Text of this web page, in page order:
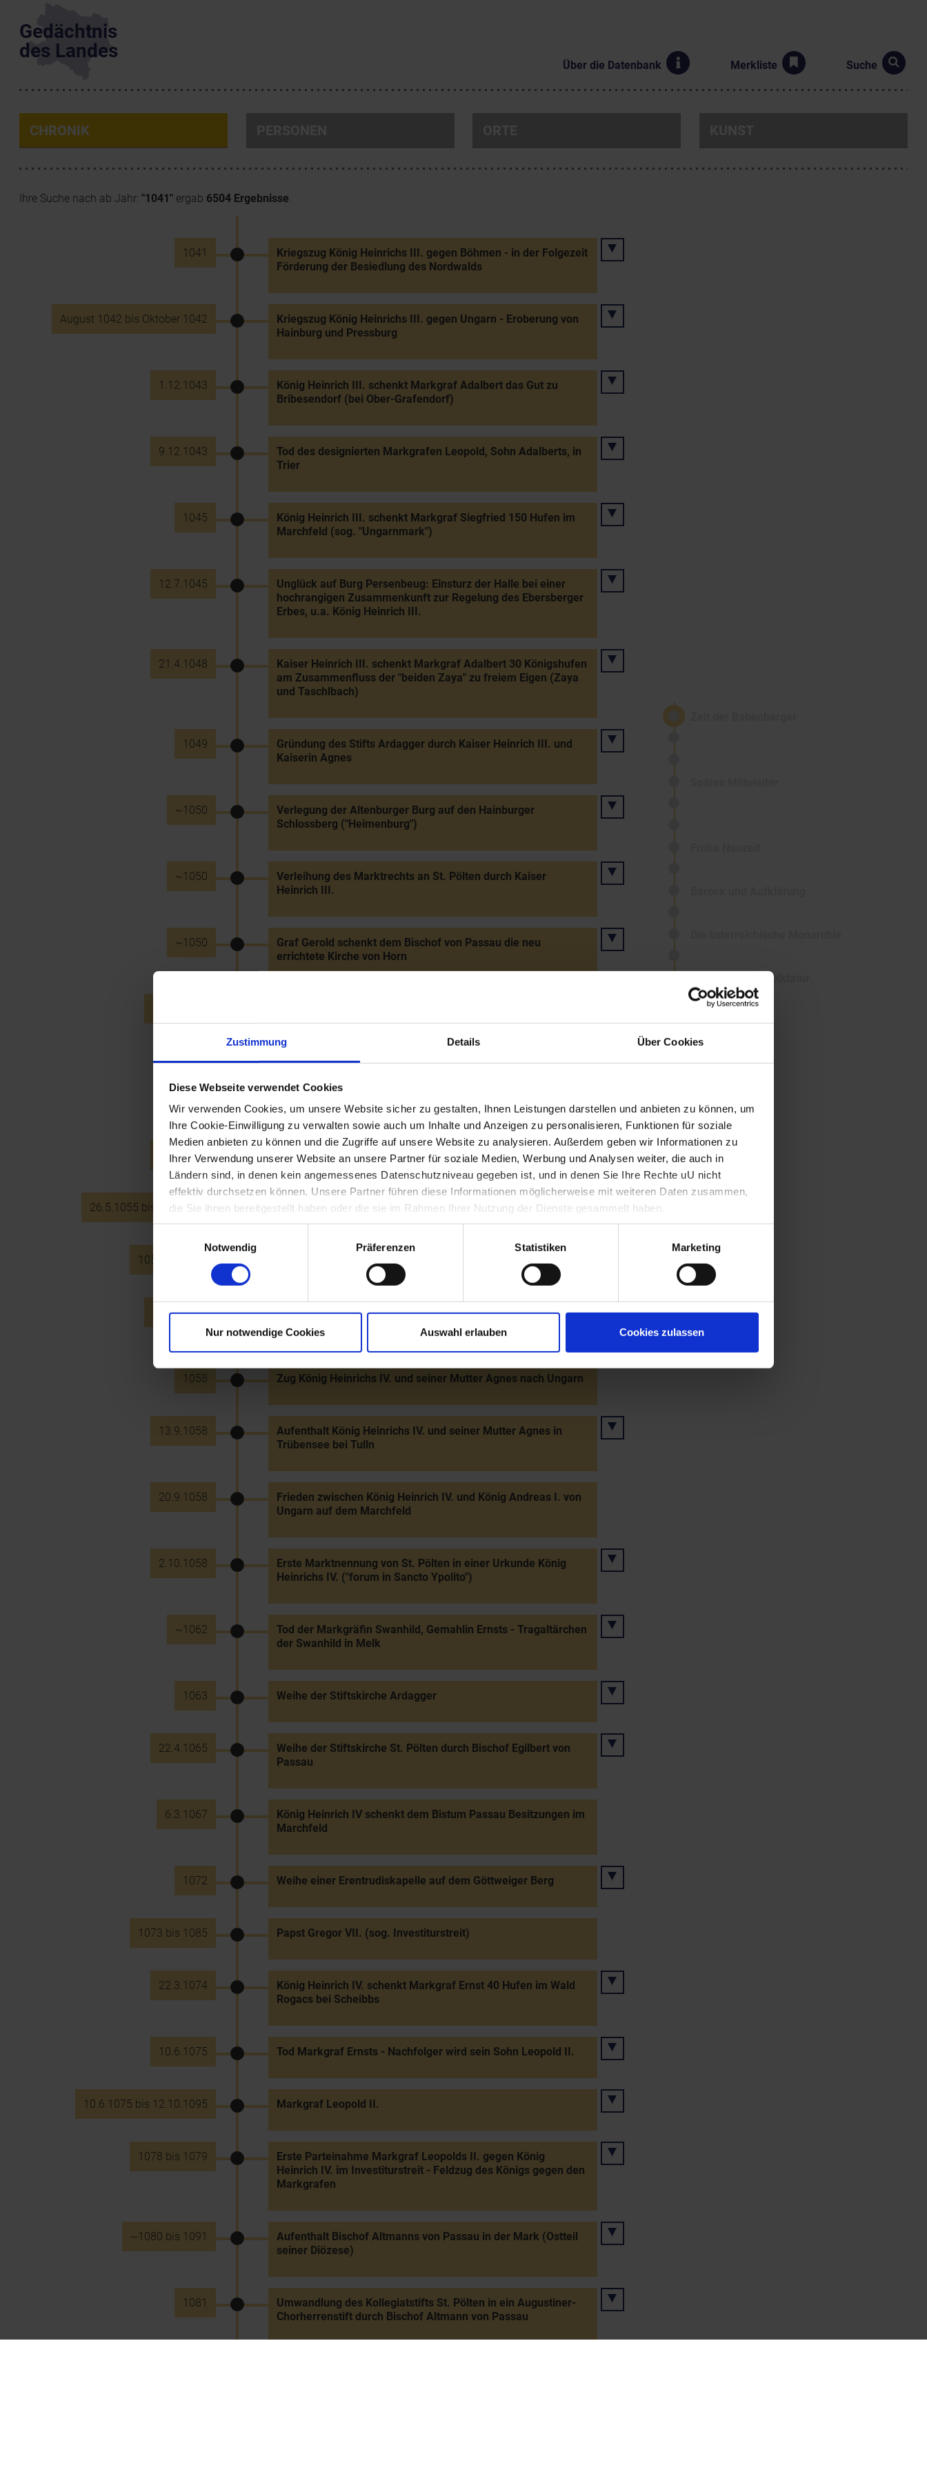
Zustimmung Details Über Cookies
Diese Webseite verwendet Cookies
Wir verwenden Cookies, um unsere Website sicher zu gestalten, Ihnen Leistungen darstellen und anbieten zu können, um
Ihre Cookie-Einwilligung zu verwalten sowie auch um Inhalte und Anzeigen zu personalisieren, Funktionen für soziale
Medien anbieten zu können und die Zugriffe auf unsere Website zu analysieren. Außerdem geben wir Informationen zu
Ihrer Verwendung unserer Website an unsere Partner für soziale Medien, Werbung und Analysen weiter, die auch in
Ländern sind, in denen kein angemessenes Datenschutzniveau gegeben ist, und in denen Sie Ihre Rechte uU nicht
effektiv durchsetzen können. Unsere Partner führen diese Informationen möglicherweise mit weiteren Daten zusammen,
die Sie ihnen bereitgestellt haben oder die sie im Rahmen Ihrer Nutzung der Dienste gesammelt haben.
Notwendig
Präferenzen Statistiken Marketing
Nur notwendige Cookies Auswahl erlauben Cookies zulassen
Gedächtnis
des Landes
Über die Datenbank Merkliste Suche
CHRONIK
Ihre Suche nach ab Jahr: "1041" ergab 6504 Ergebnisse.
1041
Kriegszug König Heinrichs III. gegen Böhmen - in der Folgezeit
Förderung der Besiedlung des Nordwalds
August 1042 bis Oktober 1042
Kriegszug König Heinrichs III. gegen Ungarn - Eroberung von
Hainburg und Pressburg
1.12.1043
König Heinrich III. schenkt Markgraf Adalbert das Gut zu
Bribesendorf (bei Ober-Grafendorf)
9.12.1043
Tod des designierten Markgrafen Leopold, Sohn Adalberts, in
Trier
1045
König Heinrich III. schenkt Markgraf Siegfried 150 Hufen im
Marchfeld (sog. "Ungarnmark")
12.7.1045
Unglück auf Burg Persenbeug: Einsturz der Halle bei einer
hochrangigen Zusammenkunft zur Regelung des Ebersberger
Erbes, u.a. König Heinrich III.
21.4.1048
Kaiser Heinrich III. schenkt Markgraf Adalbert 30 Königshufen
am Zusammenfluss der "beiden Zaya" zu freiem Eigen (Zaya
und Taschlbach)
1049
Gründung des Stifts Ardagger durch Kaiser Heinrich III. und
Kaiserin Agnes
~1050
Verlegung der Altenburger Burg auf den Hainburger
Schlossberg ("Heimenburg")
~1050
Verleihung des Marktrechts an St. Pölten durch Kaiser
Heinrich III.
~1050
Graf Gerold schenkt dem Bischof von Passau die neu
errichtete Kirche von Horn
in und bei Grafenberg im Raum Eggenburg (Gemeinde
Straning-Grafenberg)
1055
Urkundliche Erwähnung der sog. "Böhmischen Mark" des
Grafen Adalbero
26.5.1055 Tod Markgraf Adalberts - Nachfolger wird sein Sohn Ernst
26.5.1055 bis 10.6.1075 Markgraf Ernst
1056 bis 1105 Kaiser Heinrich IV. (1056 König, 1084 Kaiser, abgesetzt 1105)
29.12.1056
König Heinrich IV. schenkt Azzo drei Königshufen in
"Hezimanneswisa" (fälschlich mit Kühnring identifiziert)
1058 Zug König Heinrichs IV. und seiner Mutter Agnes nach Ungarn
13.9.1058
Aufenthalt König Heinrichs IV. und seiner Mutter Agnes in
Trübensee bei Tulln
20.9.1058
Frieden zwischen König Heinrich IV. und König Andreas I. von
Ungarn auf dem Marchfeld
2.10.1058
Erste Marktnennung von St. Pölten in einer Urkunde König
Heinrichs IV. ("forum in Sancto Ypolito")
~1062
Tod der Markgräfin Swanhild, Gemahlin Ernsts - Tragaltärchen
der Swanhild in Melk
1063 Weihe der Stiftskirche Ardagger
22.4.1065
Weihe der Stiftskirche St. Pölten durch Bischof Egilbert von
Passau
6.3.1067
König Heinrich IV schenkt dem Bistum Passau Besitzungen im
Marchfeld
1072 Weihe einer Erentrudiskapelle auf dem Göttweiger Berg
1073 bis 1085 Papst Gregor VII. (sog. Investiturstreit)
22.3.1074
König Heinrich IV. schenkt Markgraf Ernst 40 Hufen im Wald
Rogacs bei Scheibbs
10.6.1075 Tod Markgraf Ernsts - Nachfolger wird sein Sohn Leopold II.
10.6.1075 bis 12.10.1095 Markgraf Leopold II.
1078 bis 1079
Erste Parteinahme Markgraf Leopolds II. gegen König
Heinrich IV. im Investiturstreit - Feldzug des Königs gegen den
Markgrafen
~1080 bis 1091
Aufenthalt Bischof Altmanns von Passau in der Mark (Ostteil
seiner Diözese)
1081
Umwandlung des Kollegiatstifts St. Pölten in ein Augustiner-
Chorherrenstift durch Bischof Altmann von Passau
1. Republik und Diktatur
2. Republik